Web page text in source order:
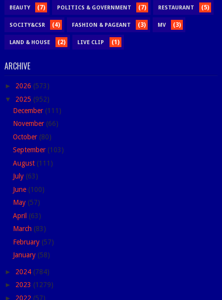
BEAUTY (7) POLITICS & GOVERNMENT (7) RESTAURANT (5)
SOCITY&CSR (4) FASHION & PAGEANT (3) MV (3)
LAND & HOUSE (2) LIVE CLIP (1)
ARCHIVE
► 2026 (573)
▼ 2025 (952)
December (111)
November (66)
October (80)
September (103)
August (111)
July (63)
June (100)
May (57)
April (63)
March (83)
February (57)
January (58)
► 2024 (784)
► 2023 (1279)
► 2022 (57)